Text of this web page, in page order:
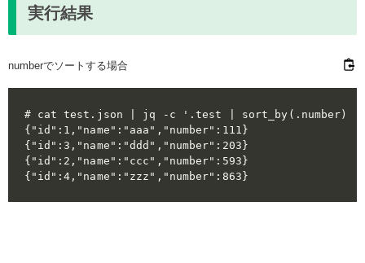
実行結果
numberでソートする場合
# cat test.json | jq -c '.test | sort_by(.number)
{"id":1,"name":"aaa","number":111}
{"id":3,"name":"ddd","number":203}
{"id":2,"name":"ccc","number":593}